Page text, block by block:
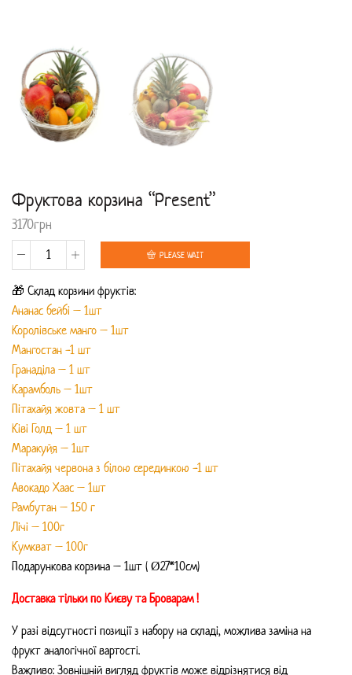
Фруктова корзина “Present”
3170грн
Фруктова
корзина
quantity
PLEASE WAIT
🎁 Склад корзини фруктів:
Ананас бейбі – 1шт
Королівське манго – 1шт
Мангостан -1 шт
Гранаділа – 1 шт
Карамболь – 1шт
Пітахайя жовта – 1 шт
Ківі Голд – 1 шт
Маракуйя – 1шт
Пітахайя червона з білою серединкою -1 шт
Авокадо Хаас – 1шт
Рамбутан – 150 г
Лічі – 100г
Кумкват – 100г
Подарункова корзина – 1шт ( Ø27*10см)
Доставка тільки по Києву та Броварам !
У разі відсутності позиції з набору на складі, можлива заміна на
фрукт аналогічної вартості.
Важливо: Зовнішній вигляд фруктів може відрізнятися від